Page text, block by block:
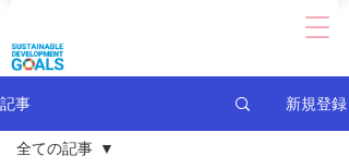
記事 新規登録
全ての記事